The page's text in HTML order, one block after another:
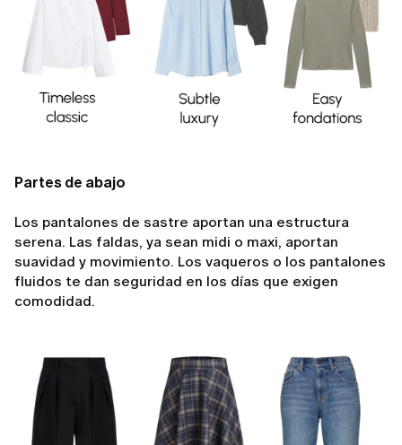
Partes de abajo
Los pantalones de sastre aportan una estructura
serena. Las faldas, ya sean midi o maxi, aportan
suavidad y movimiento. Los vaqueros o los pantalones
fluidos te dan seguridad en los días que exigen
comodidad.